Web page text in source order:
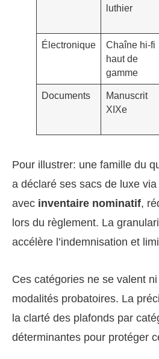
luthier
Électronique
Chaîne hi-fi
haut de
gamme
Documents
Manuscrit
XIXe
Pour illustrer: une famille du
a déclaré ses sacs de luxe
avec inventaire nominatif,
lors du règlement. La
accélère l’indemnisation et
Ces catégories ne se valent
modalités probatoires. La
la clarté des plafonds par
déterminantes pour protéger